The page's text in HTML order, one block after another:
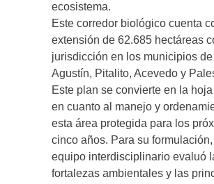
ecosistema.
Este corredor biológico cuenta
extensión de 62.685 hectáreas
jurisdicción en los municipios
Agustín, Pitalito, Acevedo y
Este plan se convierte en la
en cuanto al manejo y
esta área protegida para los
cinco años. Para su formulación,
equipo interdisciplinario evaluó
fortalezas ambientales y las